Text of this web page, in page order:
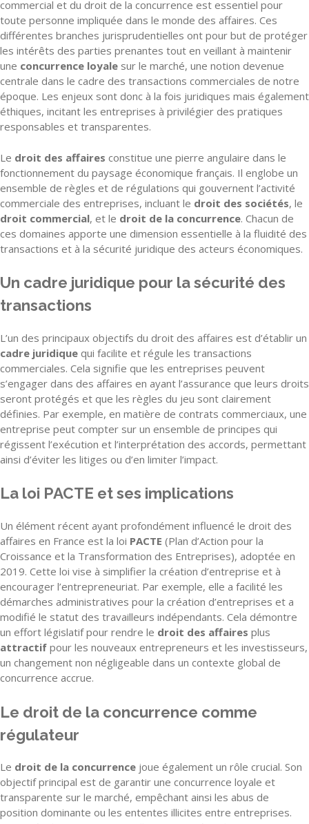
commercial et du droit de la concurrence est essentiel pour
toute personne impliquée dans le monde des affaires. Ces
différentes branches jurisprudentielles ont pour but de protéger
les intérêts des parties prenantes tout en veillant à maintenir
une concurrence loyale sur le marché, une notion devenue
centrale dans le cadre des transactions commerciales de notre
époque. Les enjeux sont donc à la fois juridiques mais également
éthiques, incitant les entreprises à privilégier des pratiques
responsables et transparentes.
Le droit des affaires constitue une pierre angulaire dans le
fonctionnement du paysage économique français. Il englobe un
ensemble de règles et de régulations qui gouvernent l’activité
commerciale des entreprises, incluant le droit des sociétés, le
droit commercial, et le droit de la concurrence. Chacun de
ces domaines apporte une dimension essentielle à la fluidité des
transactions et à la sécurité juridique des acteurs économiques.
Un cadre juridique pour la sécurité des
transactions
L’un des principaux objectifs du droit des affaires est d’établir un
cadre juridique qui facilite et régule les transactions
commerciales. Cela signifie que les entreprises peuvent
s’engager dans des affaires en ayant l’assurance que leurs droits
seront protégés et que les règles du jeu sont clairement
définies. Par exemple, en matière de contrats commerciaux, une
entreprise peut compter sur un ensemble de principes qui
régissent l’exécution et l’interprétation des accords, permettant
ainsi d’éviter les litiges ou d’en limiter l’impact.
La loi PACTE et ses implications
Un élément récent ayant profondément influencé le droit des
affaires en France est la loi PACTE (Plan d’Action pour la
Croissance et la Transformation des Entreprises), adoptée en
2019. Cette loi vise à simplifier la création d’entreprise et à
encourager l’entrepreneuriat. Par exemple, elle a facilité les
démarches administratives pour la création d’entreprises et a
modifié le statut des travailleurs indépendants. Cela démontre
un effort législatif pour rendre le droit des affaires plus
attractif pour les nouveaux entrepreneurs et les investisseurs,
un changement non négligeable dans un contexte global de
concurrence accrue.
Le droit de la concurrence comme
régulateur
Le droit de la concurrence joue également un rôle crucial. Son
objectif principal est de garantir une concurrence loyale et
transparente sur le marché, empêchant ainsi les abus de
position dominante ou les ententes illicites entre entreprises.